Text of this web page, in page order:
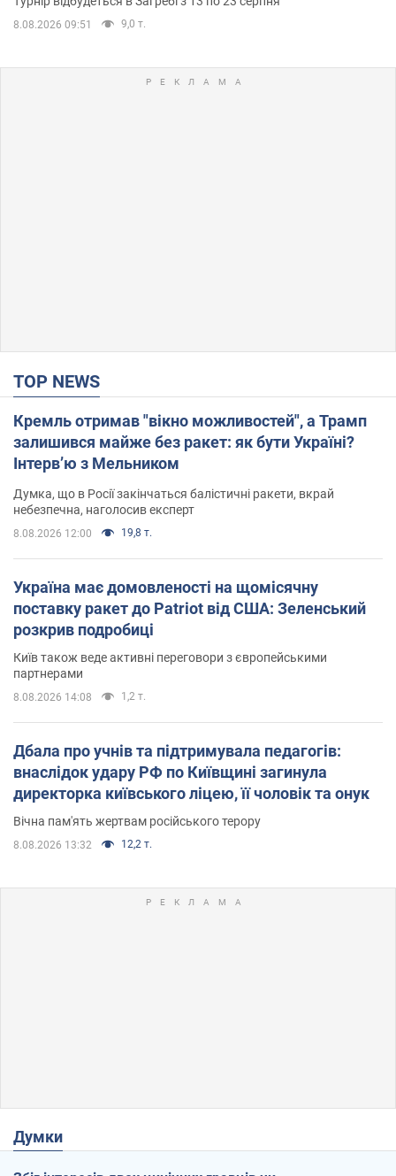
8.08.2026 09:51 9,0 т.
TOP NEWS
Кремль отримав "вікно можливостей", а Трамп
залишився майже без ракет: як бути Україні?
Інтерв’ю з Мельником
Думка, що в Росії закінчаться балістичні ракети, вкрай
небезпечна, наголосив експерт
8.08.2026 12:00 19,8 т.
Україна має домовленості на щомісячну
поставку ракет до Patriot від США: Зеленський
розкрив подробиці
Київ також веде активні переговори з європейськими
партнерами
8.08.2026 14:08 1,2 т.
Дбала про учнів та підтримувала педагогів:
внаслідок удару РФ по Київщині загинула
директорка київського ліцею, її чоловік та онук
Вічна пам'ять жертвам російського терору
8.08.2026 13:32 12,2 т.
Думки